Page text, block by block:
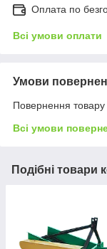
Оплата по
Всі умови оплати
Умови
Повернення товару
Всі умови
Подібні товари